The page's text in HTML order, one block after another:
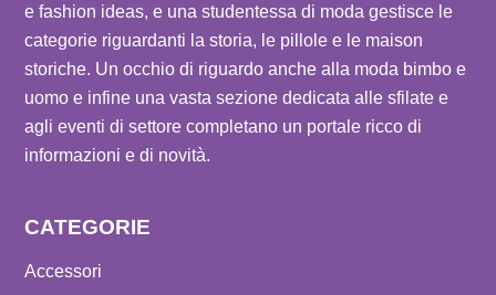
e fashion ideas, e una studentessa di moda gestisce le
categorie riguardanti la storia, le pillole e le maison
storiche. Un occhio di riguardo anche alla moda bimbo e
uomo e infine una vasta sezione dedicata alle sfilate e
agli eventi di settore completano un portale ricco di
informazioni e di novità.
CATEGORIE
Accessori